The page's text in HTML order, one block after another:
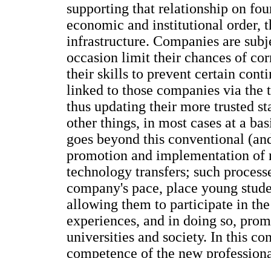
supporting that relationship on
economic and institutional order,
infrastructure. Companies are
occasion limit their chances of
their skills to prevent certain
linked to those companies via
thus updating their more trusted
other things, in most cases at a
goes beyond this conventional
promotion and implementation of
technology transfers; such
company's pace, place young
allowing them to participate in
experiences, and in doing so,
universities and society. In this
competence of the new